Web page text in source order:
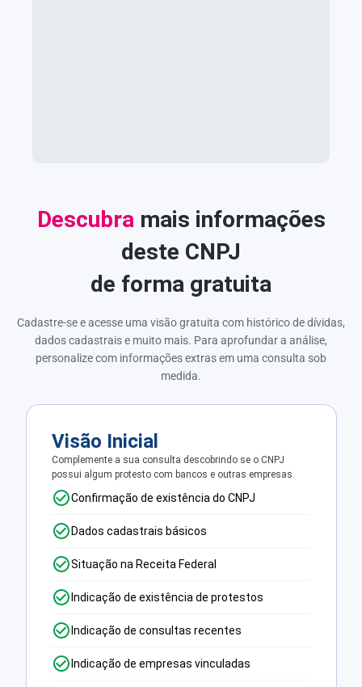
Descubra mais informações
deste CNPJ
de forma gratuita
Cadastre-se e acesse uma visão gratuita com histórico de dívidas,
dados cadastrais e muito mais. Para aprofundar a análise,
personalize com informações extras em uma consulta sob
medida.
Visão Inicial
Complemente a sua consulta descobrindo se o CNPJ
possui algum protesto com bancos e outras empresas.
Confirmação de existência do CNPJ
Dados cadastrais básicos
Situação na Receita Federal
Indicação de existência de protestos
Indicação de consultas recentes
Indicação de empresas vinculadas